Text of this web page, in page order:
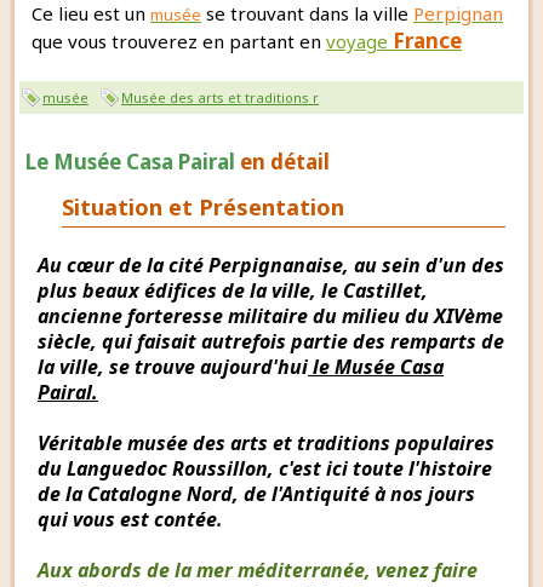
Ce lieu est un musée se trouvant dans la ville Perpignan
que vous trouverez en partant en voyage France
musée Musée des arts et traditions r
Le Musée Casa Pairal en détail
Situation et Présentation
Au cœur de la cité Perpignanaise, au sein d'un des
plus beaux édifices de la ville, le Castillet,
ancienne forteresse militaire du milieu du XIVème
siècle, qui faisait autrefois partie des remparts de
la ville, se trouve aujourd'huile Musée Casa
Pairal.
Véritable musée des arts et traditions populaires
du Languedoc Roussillon, c'est ici toute l'histoire
de la Catalogne Nord, de l'Antiquité à nos jours
qui vous est contée.
Aux abords de la mer méditerranée, venez faire